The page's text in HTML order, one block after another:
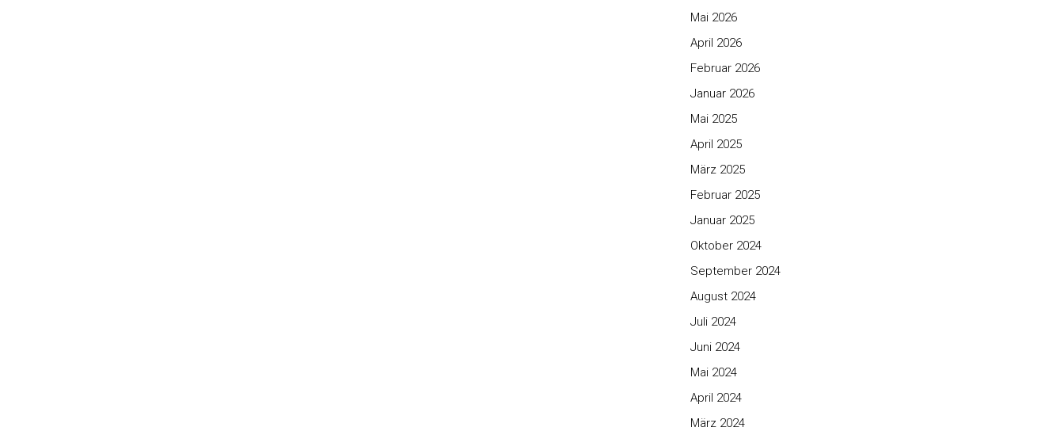
Mai 2026
April 2026
Februar 2026
Januar 2026
Mai 2025
April 2025
März 2025
Februar 2025
Januar 2025
Oktober 2024
September 2024
August 2024
Juli 2024
Juni 2024
Mai 2024
April 2024
März 2024